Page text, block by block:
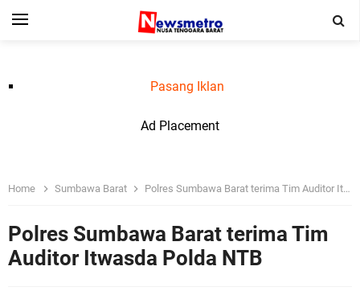
Pasang Iklan
Ad Placement
Home Sumbawa Barat Polres Sumbawa Barat terima Tim Auditor Itwasda Polda NTB
Polres Sumbawa Barat terima Tim
Auditor Itwasda Polda NTB